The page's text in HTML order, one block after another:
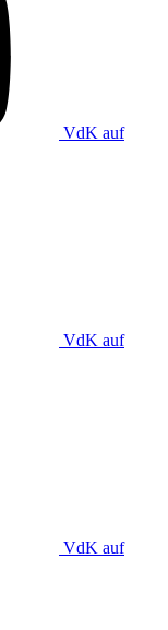
VdK auf
VdK auf
VdK auf